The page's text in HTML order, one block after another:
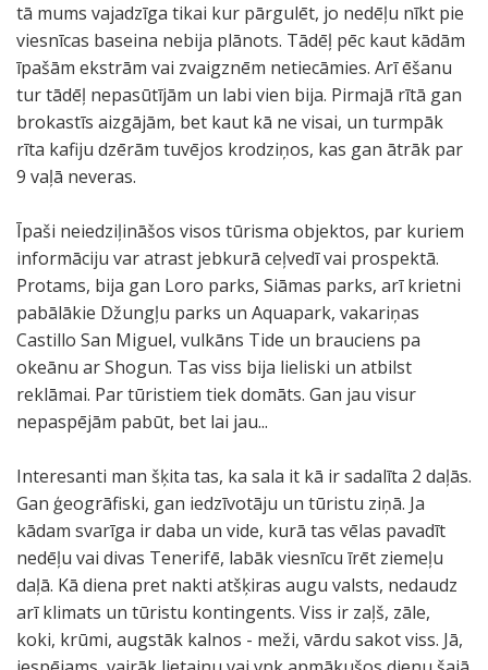
tā mums vajadzīga tikai kur pārgulēt, jo nedēļu nīkt pie
viesnīcas baseina nebija plānots. Tādēļ pēc kaut kādām
īpašām ekstrām vai zvaigznēm netiecāmies. Arī ēšanu
tur tādēļ nepasūtījām un labi vien bija. Pirmajā rītā gan
brokastīs aizgājām, bet kaut kā ne visai, un turmpāk
rīta kafiju dzērām tuvējos krodziņos, kas gan ātrāk par
9 vaļā neveras.
Īpaši neiedziļināšos visos tūrisma objektos, par kuriem
informāciju var atrast jebkurā ceļvedī vai prospektā.
Protams, bija gan Loro parks, Siāmas parks, arī krietni
pabālākie Džungļu parks un Aquapark, vakariņas
Castillo San Miguel, vulkāns Tide un brauciens pa
okeānu ar Shogun. Tas viss bija lieliski un atbilst
reklāmai. Par tūristiem tiek domāts. Gan jau visur
nepaspējām pabūt, bet lai jau...
Interesanti man šķita tas, ka sala it kā ir sadalīta 2 daļās.
Gan ģeogrāfiski, gan iedzīvotāju un tūristu ziņā. Ja
kādam svarīga ir daba un vide, kurā tas vēlas pavadīt
nedēļu vai divas Tenerifē, labāk viesnīcu īrēt ziemeļu
daļā. Kā diena pret nakti atšķiras augu valsts, nedaudz
arī klimats un tūristu kontingents. Viss ir zaļš, zāle,
koki, krūmi, augstāk kalnos - meži, vārdu sakot viss. Jā,